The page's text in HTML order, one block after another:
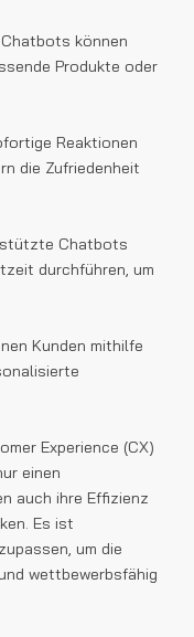
können
Produkte oder
Reaktionen
die Zufriedenheit
Chatbots
durchführen, um
Kunden mithilfe
Experience (CX)
einen
auch ihre Effizienz
Es ist
um die
wettbewerbsfähig